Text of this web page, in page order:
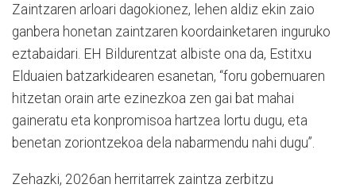
Zaintzaren arloari dagokionez, lehen aldiz ekin zaio
ganbera honetan zaintzaren koordainketaren inguruko
eztabaidari. EH Bildurentzat albiste ona da, Estitxu
Elduaien batzarkidearen esanetan, “foru gobernuaren
hitzetan orain arte ezinezkoa zen gai bat mahai
gaineratu eta konpromisoa hartzea lortu dugu, eta
benetan zoriontzekoa dela nabarmendu nahi dugu”.
Zehazki, 2026an herritarrek zaintza zerbitzu